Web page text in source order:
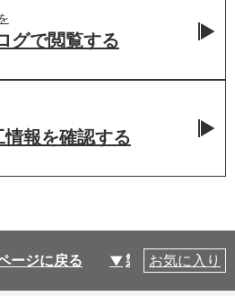
グで閲覧する
情報を確認する
ージに戻る 製品仕様
お気に入り